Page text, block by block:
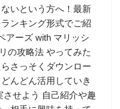
いという方へ！最新
ンキング形式でご紹
アーズ with マリッシ
の攻略法 やってみた
さっそくダウンロー
んどん活用していき
させよう 自己紹介や趣